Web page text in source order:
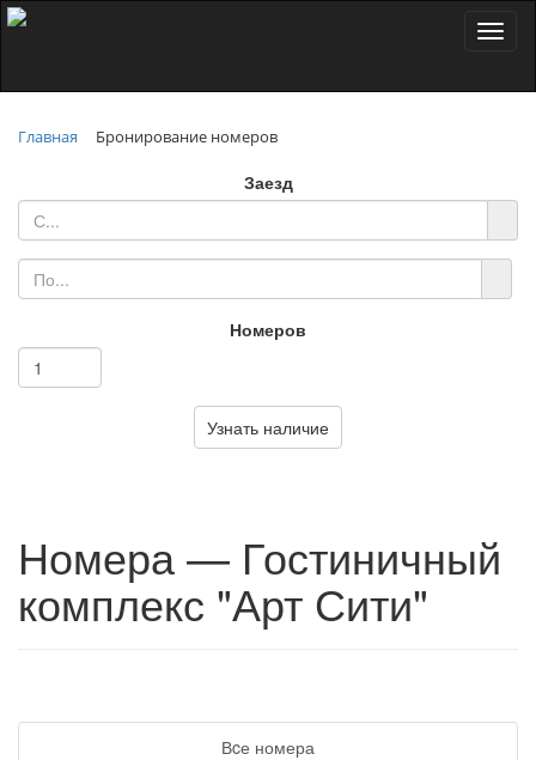
Главная Бронирование номеров
Заезд
Номеров
Узнать наличие
Номера — Гостиничный
комплекс "Арт Сити"
Вcе номера